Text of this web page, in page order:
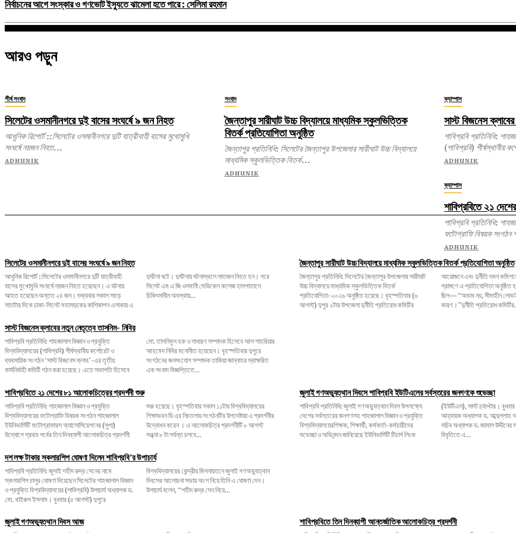
নির্বাচনের আগে সংস্কার ও গণভোট ইস্যুতে ঝামেলা হতে পারে : সেলিমা রহমান
আরও পড়ুন
শীর্ষ সংবাদ
সিলেটের ওসমানীনগরে দুই বাসের সংঘর্ষে ৯ জন নিহত
আধুনিক রিপোর্ট ::সিলেটের ওসমানীনগরে দুটি যাত্রীবাহী বাসের মুখোমুখি
সংঘর্ষে নয়জন নিহত...
ADHUNIK
সংবাদ
জৈন্তাপুর সারীঘাট উচ্চ বিদ্যালয়ে মাধ্যমিক স্কুলভিত্তিক
বিতর্ক প্রতিযোগিতা অনুষ্ঠিত
জৈন্তাপুর প্রতিনিধি: সিলেটের জৈন্তাপুর উপজেলার সারীঘাট উচ্চ বিদ্যালয়ে
মাধ্যমিক স্কুলভিত্তিক বিতর্ক...
ADHUNIK
ক্যাম্পাস
সাস্ট বিজনেস
শাবিপ্রবি প্রতিনিধি: শাহজালাল বিজ্ঞান ও প্রযুক্তি বিশ্ববিদ্যালয়ের
(শাবিপ্রবি) শীর্ষস্থানীয়
ADHUNIK
ক্যাম্পাস
শাবিপ্রবিতে ২১
শাবিপ্রবি প্রতিনিধি: শাহজালাল বিজ্ঞান ও প্রযুক্তি বিশ্ববিদ্যালয়ের
ফটোগ্রাফি বিষয়ক সংগঠন
ADHUNIK
সিলেটের ওসমানীনগরে দুই বাসের সংঘর্ষে ৯ জন নিহত
আধুনিক রিপোর্ট ::সিলেটের ওসমানীনগরে দুটি যাত্রীবাহী
বাসের মুখোমুখি সংঘর্ষে নয়জন নিহত হয়েছেন। এ ঘটনায়
আহত হয়েছেন অন্তত ২৪ জন। শুক্রবার সকাল সাড়ে
সাতটার দিকে ঢাকা-সিলেট মহাসড়কের কাশিকাপন এলাকায় এ
দুর্ঘটনা ঘটে। দুর্ঘটনায় ঘটনাস্থলে সাতজন নিহত হন। পরে
সিলেট এম এ জি ওসমানী মেডিকেল কলেজ হাসপাতালে
চিকিৎসাধীন অবস্থায়...
জৈন্তাপুর সারীঘাট উচ্চ বিদ্যালয়ে মাধ্যমিক স্কুলভিত্তিক বিতর্ক প্রতিযোগিতা অনুষ্ঠিত
জৈন্তাপুর প্রতিনিধি: সিলেটের জৈন্তাপুর উপজেলার সারীঘাট
উচ্চ বিদ্যালয়ে মাধ্যমিক স্কুলভিত্তিক বিতর্ক
প্রতিযোগিতা-২০২৬ অনুষ্ঠিত হয়েছে। বৃহস্পতিবার (৬
আগস্ট) দুপুর ২টায় উপজেলা দুর্নীতি প্রতিরোধ কমিটির
আয়োজনে এবং দুর্নীতি দমন কমিশনের সহযোগিতায় বিদ্যালয়
প্রাঙ্গণে এ প্রতিযোগিতা অনুষ্ঠিত হয়।এবারের বিতর্কের বিষয়
ছিল— “অভাব নয়, সীমাহীন লোভই দুর্নীতির প্রধান
কারণ।”দুর্নীতি প্রতিরোধ
সাস্ট বিজনেস ক্লাবের নতুন নেতৃত্বে তাসনিম- নিবির
শাবিপ্রবি প্রতিনিধি: শাহজালাল বিজ্ঞান ও প্রযুক্তি
বিশ্ববিদ্যালয়ের (শাবিপ্রবি) শীর্ষস্থানীয় কর্পোরেট ও
ব্যবসায়িক সংগঠন ‘সাস্ট বিজনেস ক্লাব’-এর তৃতীয়
কার্যনির্বাহী কমিটি গঠন করা হয়েছে। এতে সভাপতি হিসেবে
মো. তাসনিমুল হক ও সাধারণ সম্পাদক হিসেবে আল শাহরিয়ার
আহমেদ নিবির মনোনীত হয়েছেন। বৃহস্পতিবার দুপুরে
সংগঠনের জনসংযোগ সম্পাদক তাকিয়া জান্নাহর স্বাক্ষরিত
এক সংবাদ বিজ্ঞপ্তিতে...
শাবিপ্রবিতে ২১ দেশের ৮১ আলোকচিত্রের প্রদর্শনী শুরু
শাবিপ্রবি প্রতিনিধি: শাহজালাল বিজ্ঞান ও প্রযুক্তি
বিশ্ববিদ্যালয়ের ফটোগ্রাফি বিষয়ক সংগঠন শাহজালাল
ইউনিভার্সিটি ফটোগ্রাফারস অ্যাসোসিয়েশনের (সুপা)
উদ্যোগে প্রথম পর্বের তিন দিনব্যাপী আলোকচিত্র প্রদর্শনী
শুরু হয়েছে। বৃহস্পতিবার সকাল ১১টায় বিশ্ববিদ্যালয়ের
শিক্ষাভবন ডি এর নিচতলায় সংগঠনটির উপদেষ্টারা এ প্রদর্শনীর
উদ্বোধন করেন । এ আলোকচিত্র প্রদর্শনীটি ৮ আগস্ট
সন্ধ্যা ৮ টা পর্যন্ত চলবে...
জুলাই গণঅভ্যুত্থান দিবসে শাবিপ্রবি ইউটিএলের সর্বস্তরের জনগণকে শুভেচ্ছা
শাবিপ্রবি প্রতিনিধি: জুলাই গণঅভ্যুত্থান দিবস উপলক্ষ্যে
দেশের সর্বস্তরের জনগণসহ শাহজালাল বিজ্ঞান ও প্রযুক্তি
বিশ্ববিদ্যালয়েরশিক্ষক, শিক্ষার্থী, কর্মকর্তা-কর্মচারীদের
শুভেচ্ছা ও অভিনন্দন জানিয়েছে ইউনিভার্সিটি টিচার্স লিংক
(ইউটিএল), সাস্ট চ্যাপ্টার। বুধবার ( ৫ আগস্ট) সংগঠনটির
আহ্বায়ক অধ্যাপক ড. আব্দুল্লাহ আল মামুন এবং সদস্য
সচিব অধ্যাপক ড. জামাল উদ্দীনের স্বাক্ষরিত এক যৌথ
বিবৃতিতে এ...
দশ লক্ষ টাকার স্কলারশিপ ঘোষণা দিলেন শাবিপ্রবি’র উপাচার্য
শাবিপ্রবি প্রতিনিধি: জুলাই শহীদ রুদ্র সেনের নামে
স্কলারশিপ চালুর ঘোষণা দিয়েছেন সিলেটের শাহজালাল বিজ্ঞান
ও প্রযুক্তি বিশ্ববিদ্যালয়ের (শাবিপ্রবি) উপাচার্য অধ্যাপক ড.
মো. খাইরুল ইসলাম। বুধবার (৫ আগস্ট) দুপুরে
বিশ্ববিদ্যালয়ের কেন্দ্রীয় মিলনায়তনে জুলাই গণঅভ্যুত্থান
দিবসের আলোচনা সভায় অংশ নিয়ে তিনি এ ঘোষণা দেন।
উপাচার্য বলেন, ‌“শহীদ রুদ্র সেন নিয়ে...
জুলাই গণঅভ্যুত্থান দিবস আজ শাবিপ্রবিতে তিন দিনব্যাপী আন্তর্জাতিক আলোকচিত্র প্রদর্শনী